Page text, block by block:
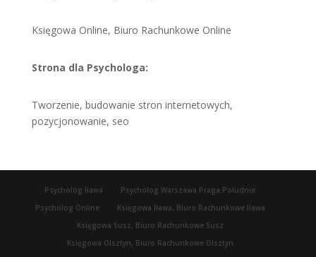
Księgowa Online, Biuro Rachunkowe Online
Strona dla Psychologa:
Tworzenie, budowanie stron internetowych,
pozycjonowanie, seo
Psycholog Iława
Psycholog Warszawa Praga Południe
Psycholog Online
Księgowa Iława, Biuro Rachunkowe Iława
Księgowa Susz, Biuro Rachunkowe Susz
Księgowa Olsztyn, Biuro Rachunkowe Olsztyn